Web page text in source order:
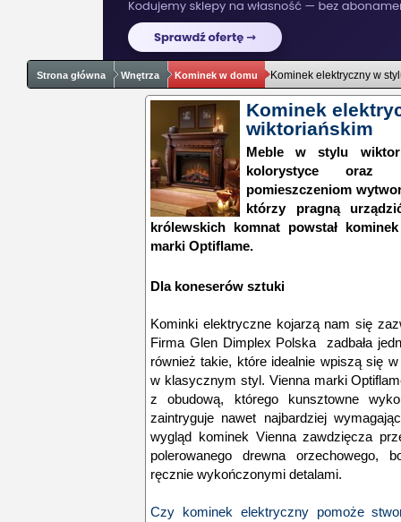
Strona główna Wnętrza Kominek w domu Kominek elektryczny w
Kominek
wiktoriańskim
Meble w stylu
kolorystyce oraz
pomieszczeniom
którzy pragną
królewskich komnat powstał
marki Optiflame.
Dla koneserów sztuki
Kominki elektryczne kojarzą nam się
Firma Glen Dimplex Polska zadbała
również takie, które idealnie wpiszą się
w klasycznym styl. Vienna marki
z obudową, którego kunsztowne
zaintryguje nawet najbardziej
wygląd kominek Vienna zawdzięcza
polerowanego drewna orzechowego,
ręcznie wykończonymi detalami.
Czy kominek elektryczny pomoże